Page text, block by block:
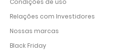
Condições de uso
Relações com Investidores
Nossas marcas
Black Friday